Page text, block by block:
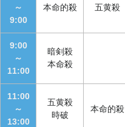
～
9:00
本命的殺 五黄殺
9:00
～
11:00
暗剣殺
本命殺
11:00
～
13:00
五黄殺
時破
本命的殺